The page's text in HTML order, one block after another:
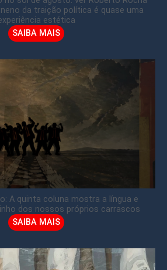
da traição política é quase uma
estética
SAIBA MAIS
A quinta coluna mostra a língua e
dos nossos próprios carrascos
SAIBA MAIS